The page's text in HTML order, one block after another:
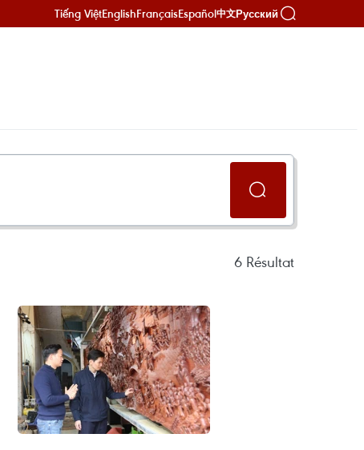
Tiếng ViệtEnglishFrançaisEspañol中文Русский
6 Résultat